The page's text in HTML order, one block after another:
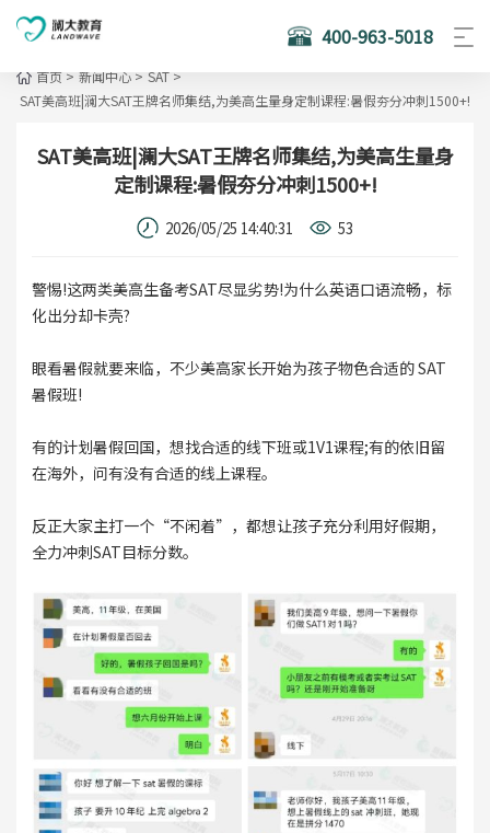
400-963-5018
首页 > 新闻中心 > SAT >
SAT美高班|澜大SAT王牌名师集结,为美高生量身定制课程:暑假夯分冲刺1500+!
SAT美高班|澜大SAT王牌名师集结,为美高生量身
定制课程:暑假夯分冲刺1500+!
2026/05/25 14:40:31 53
警惕!这两类美高生备考SAT尽显劣势!为什么英语口语流畅，标
化出分却卡壳?
眼看暑假就要来临，不少美高家长开始为孩子物色合适的 SAT
暑假班!
有的计划暑假回国，想找合适的线下班或1V1课程;有的依旧留
在海外，问有没有合适的线上课程。
反正大家主打一个“不闲着”，都想让孩子充分利用好假期，
全力冲刺SAT目标分数。